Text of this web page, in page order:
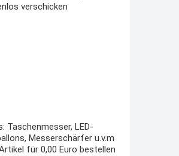
verschicken
Taschenmesser, LED-
Messerschärfer u.v.m
für 0,00 Euro bestellen